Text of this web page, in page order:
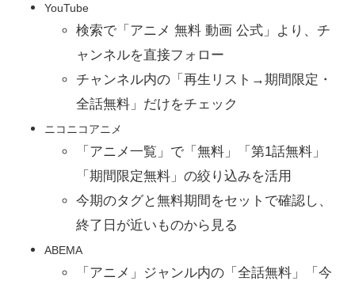
YouTube
検索で「アニメ 無料 動画 公式」より、チ
ャンネルを直接フォロー
チャンネル内の「再生リスト→期間限定・
全話無料」だけをチェック
ニコニコアニメ
「アニメ一覧」で「無料」「第1話無料」
「期間限定無料」の絞り込みを活用
今期のタグと無料期間をセットで確認し、
終了日が近いものから見る
ABEMA
「アニメ」ジャンル内の「全話無料」「今